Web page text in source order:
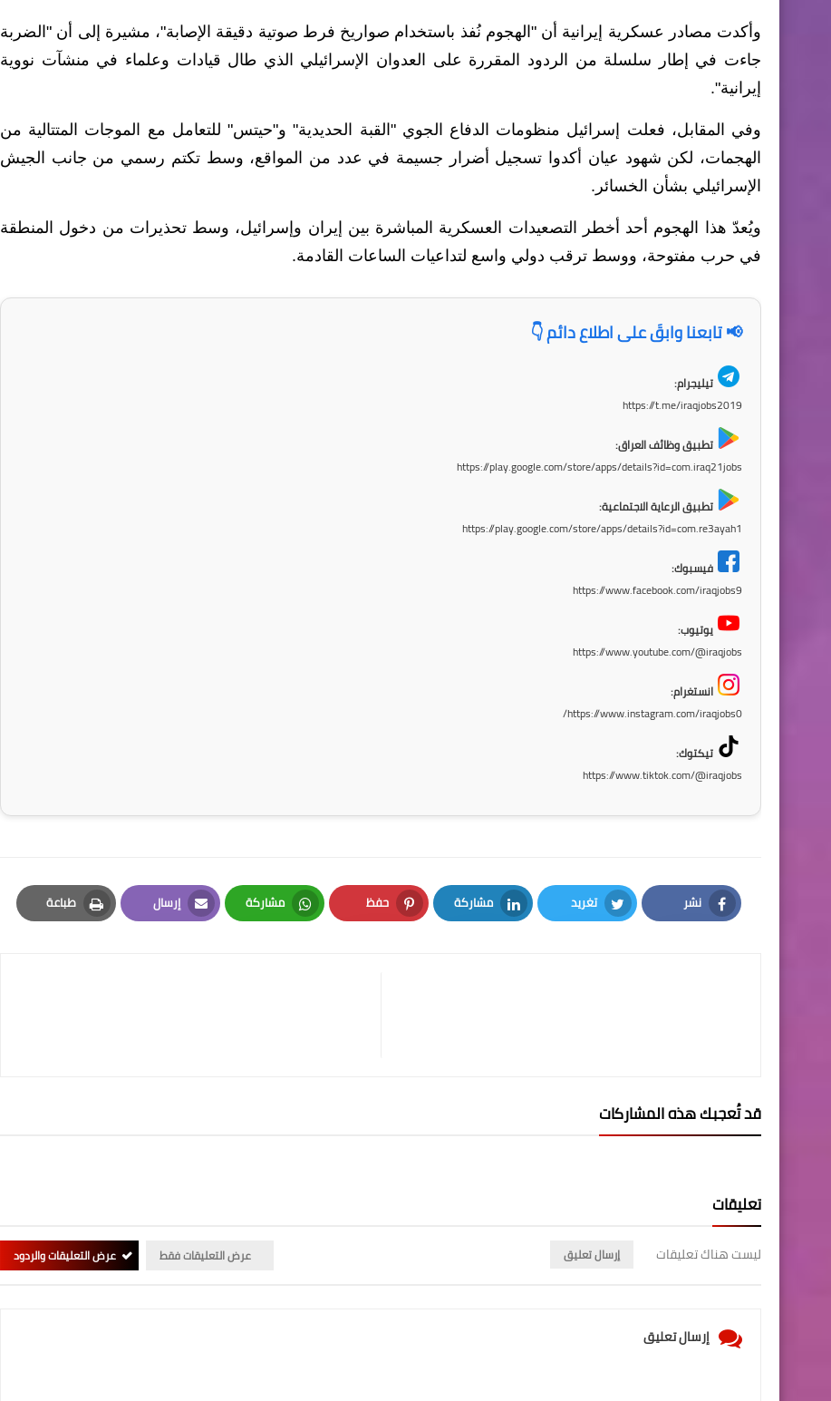
وأكدت مصادر عسكرية إيرانية أن "الهجوم نُفذ باستخدام صواريخ فرط صوتية دقيقة الإصابة"، مشيرة إلى أن "الضربة
جاءت في إطار سلسلة من الردود المقررة على العدوان الإسرائيلي الذي طال قيادات وعلماء في منشآت نووية
إيرانية".
وفي المقابل، فعلت إسرائيل منظومات الدفاع الجوي "القبة الحديدية" و"حيتس" للتعامل مع الموجات المتتالية من
الهجمات، لكن شهود عيان أكدوا تسجيل أضرار جسيمة في عدد من المواقع، وسط تكتم رسمي من جانب الجيش
الإسرائيلي بشأن الخسائر.
ويُعدّ هذا الهجوم أحد أخطر التصعيدات العسكرية المباشرة بين إيران وإسرائيل، وسط تحذيرات من دخول المنطقة
في حرب مفتوحة، ووسط ترقب دولي واسع لتداعيات الساعات القادمة.
📢 تابعنا وابقَ على اطلاع دائم 👇
تيليجرام:
https://t.me/iraqjobs2019
تطبيق وظائف العراق:
https://play.google.com/store/apps/details?id=com.iraq21jobs
تطبيق الرعاية الاجتماعية:
https://play.google.com/store/apps/details?id=com.re3ayah1
فيسبوك:
https://www.facebook.com/iraqjobs9
يوتيوب:
https://www.youtube.com/@iraqjobs
انستغرام:
https://www.instagram.com/iraqjobs0/
تيكتوك:
https://www.tiktok.com/@iraqjobs
نشر
Facebook
تغريد
Twitter
مشاركة
LinkedIn
حفظ
Pinterest
مشاركة
Whatsapp
إرسال
Email
طباعة
Print
قد تُعجبك هذه المشاركات
تعليقات
ليست هناك تعليقات إرسال تعليق عرض التعليقات فقط عرض التعليقات والردود
إرسال تعليق